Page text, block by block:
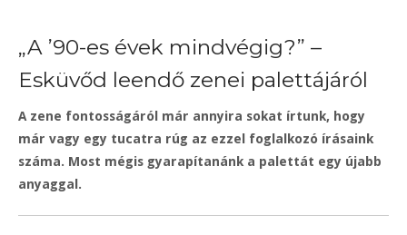
„A ’90-es évek mindvégig?” –
Esküvőd leendő zenei palettájáról
A zene fontosságáról már annyira sokat írtunk, hogy
már vagy egy tucatra rúg az ezzel foglalkozó írásaink
száma. Most mégis gyarapítanánk a palettát egy újabb
anyaggal.